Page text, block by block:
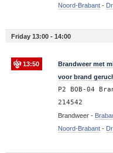
Noord-Brabant-
Friday 13:00 - 14:00
13:50
Brandweer met
voor brand
P2 BOB-04
214542
Brandweer -
Noord-Brabant-